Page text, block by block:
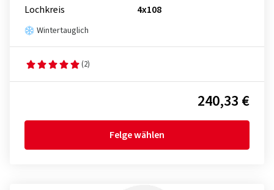
Lochkreis
4x108
Wintertauglich
(2)
240,33 €
Felge wählen